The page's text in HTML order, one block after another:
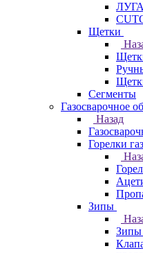
ЛУГА
Щетки
Сегменты
Газосварочное
Назад
Горелки
Зипы
Зипы